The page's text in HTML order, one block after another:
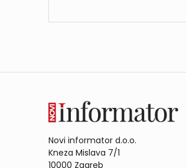
Novi informator d.o.o.
Kneza Mislava 7/1
10000 Zagreb